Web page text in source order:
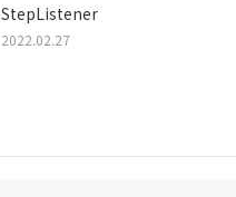
StepListener
2022.02.27